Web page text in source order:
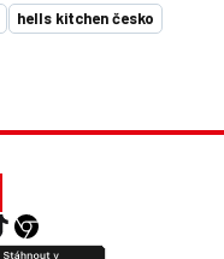
hells kitchen česko